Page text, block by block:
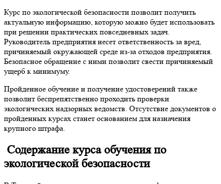
Курс по экологической безопасности позволит получить
актуальную информацию, которую можно будет использовать
при решении практических повседневных задач.
Руководитель предприятия несет ответственность за вред,
причиняемый окружающей среде из-за отходов предприятия.
Безопасное обращение с ними позволит свести причиняемый
ущерб к минимуму.
Пройденное обучение и получение удостоверений также
позволит беспрепятственно проходить проверки
экологических надзорных ведомств. Отсутствие документов о
пройденных курсах станет основанием для назначения
крупного штрафа.
Содержание курса обучения по
экологической безопасности